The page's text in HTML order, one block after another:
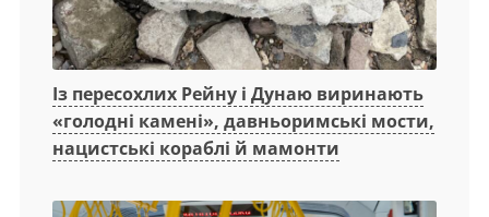
Із пересохлих Рейну і Дунаю виринають
«голодні камені», давньоримські мости,
нацистські кораблі й мамонти